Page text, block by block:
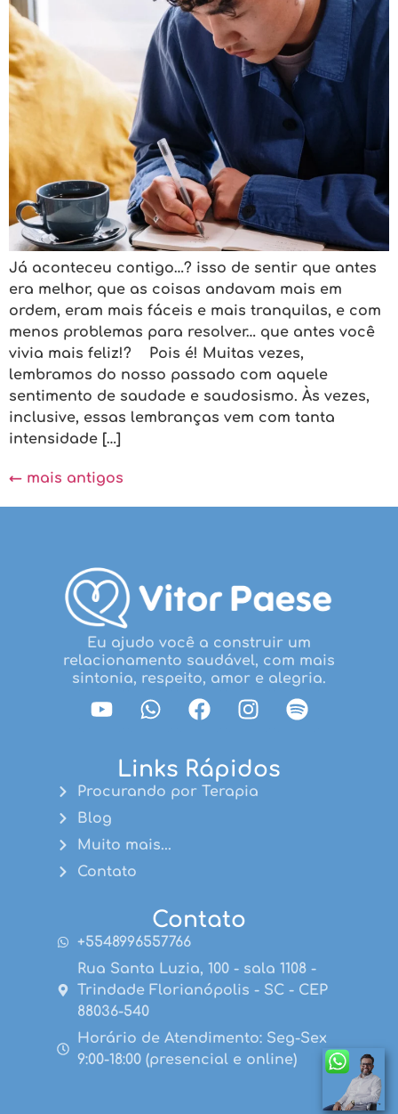
Já aconteceu contigo…? isso de sentir que antes
era melhor, que as coisas andavam mais em
ordem, eram mais fáceis e mais tranquilas, e com
menos problemas para resolver… que antes você
vivia mais feliz!? Pois é! Muitas vezes,
lembramos do nosso passado com aquele
sentimento de saudade e saudosismo. Às vezes,
inclusive, essas lembranças vem com tanta
intensidade […]
← mais antigos
Eu ajudo você a construir um
relacionamento saudável, com mais
sintonia, respeito, amor e alegria.
Links Rápidos
Procurando por Terapia
Blog
Muito mais...
Contato
Contato
+5548996557766
Rua Santa Luzia, 100 - sala 1108 -
Trindade Florianópolis - SC - CEP
88036-540
Horário de Atendimento: Seg-Sex
9:00-18:00 (presencial e online)